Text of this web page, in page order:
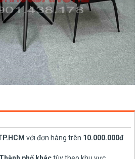
với đơn hàng trên 10.000.000đ